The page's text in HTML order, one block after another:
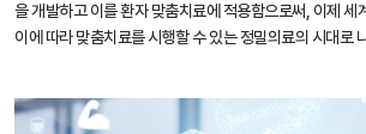
을 개발하고 이를 환자 맞춤치료에 적용함으로써, 이제 세
이에 따라 맞춤치료를 시행할 수 있는 정밀의료의 시대로